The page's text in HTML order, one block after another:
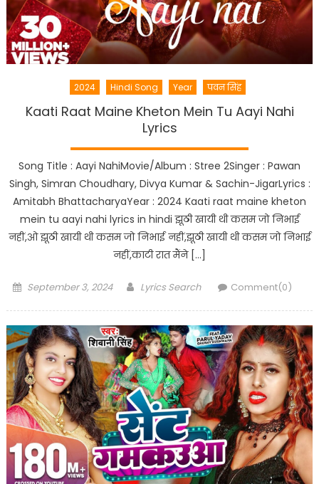
2024 Hindi Song Year पवन सिंह
Kaati Raat Maine Kheton Mein Tu Aayi Nahi
Lyrics
Song Title : Aayi NahiMovie/Album : Stree 2Singer : Pawan
Singh, Simran Choudhary, Divya Kumar & Sachin-JigarLyrics :
Amitabh BhattacharyaYear : 2024 Kaati raat maine kheton
mein tu aayi nahi lyrics in hindi झूठी खायी थी कसम जो निभाई
नहीं,ओ झूठी खायी थी कसम जो निभाई नहीं,झूठी खायी थी कसम जो निभाई
नहीं,काटी रात मैंने […]
Posted
September 3, 2024 Author
Lyrics Search Comment(0)